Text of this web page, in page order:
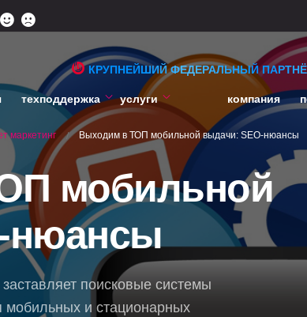
КРУПНЕЙШИЙ ФЕДЕРАЛЬНЫЙ
техподдержка услуги компания
маркетинг / Выходим в ТОП мобильной выдачи: SEO-нюансы
мобильной
нюансы
поисковые системы
и стационарных